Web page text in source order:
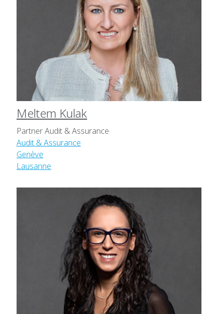
Meltem Kulak
Partner Audit & Assurance
Audit & Assurance
Genève
Lausanne